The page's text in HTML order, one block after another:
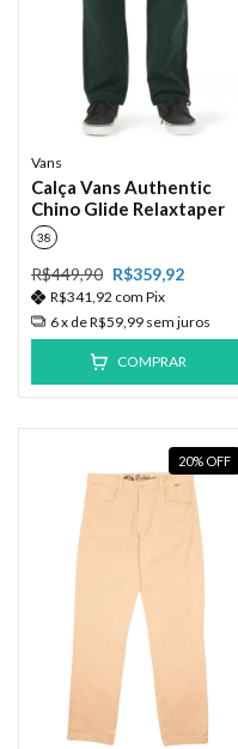
Vans
Calça Vans Authentic
Chino Glide Relaxtaper
38
R$449,90 R$359,92
R$341,92 com Pix
6x deR$59,99 sem juros
COMPRAR
20% OFF